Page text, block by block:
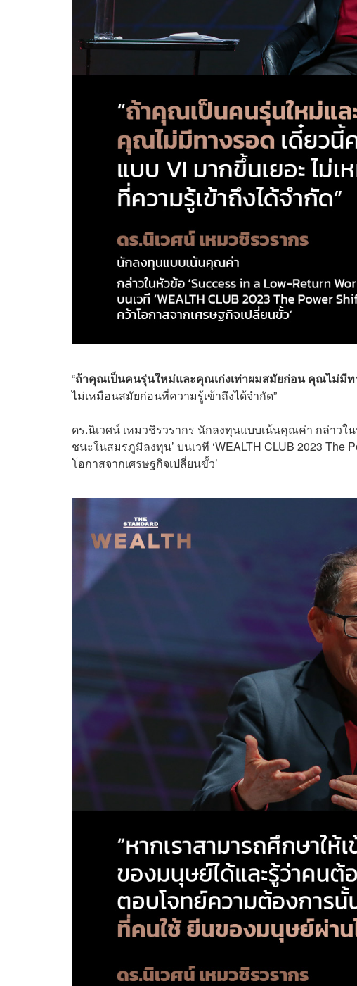
“ถ้าคุณเป็นคนรุ่นใหม่และคุณเก่งเท่าผมสมัยก่อน คุณไม่มีท
ไม่เหมือนสมัยก่อนที่ความรู้เข้าถึงได้จำกัด”
ดร.นิเวศน์ เหมวชิรวรากร นักลงทุนแบบเน้นคุณค่า กล่าวใน
ชนะในสมรภูมิลงทุน’ บนเวที ‘WEALTH CLUB 2023 The
โอกาสจากเศรษฐกิจเปลี่ยนขั้ว’